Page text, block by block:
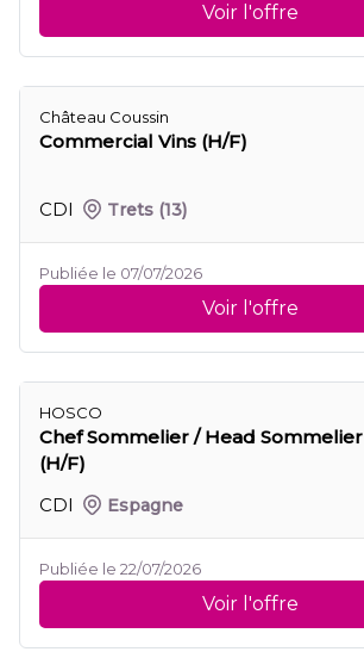
Voir l'offre
Château Coussin
Commercial Vins (H/F)
CDI Trets (13)
Publiée le 07/07/2026
Voir l'offre
HOSCO
Chef Sommelier / Head Sommelier
(H/F)
CDI
Espagne
Publiée le 22/07/2026
Voir l'offre